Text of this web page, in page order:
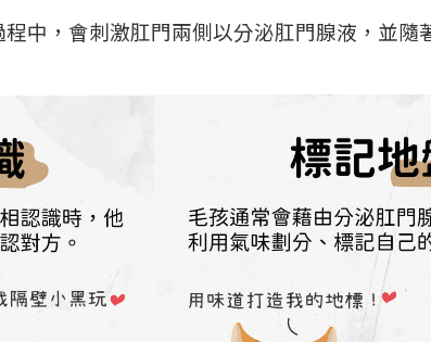
程中，會刺激肛門兩側以分泌肛門腺液，並